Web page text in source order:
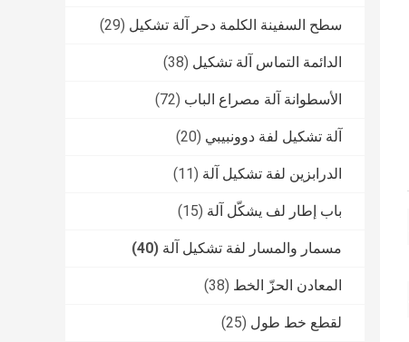
سطح السفينة الكلمة دحر آلة تشكيل (29)
الدائمة التماس آلة تشكيل (38)
الأسطوانة آلة مصراع الباب (72)
آلة تشكيل لفة دوونبيبي (20)
الدرابزين لفة تشكيل آلة (11)
باب إطار لف يشكّل آلة (15)
مسمار والمسار لفة تشكيل آلة (40)
المعادن الحزّ الخط (38)
لقطع خط طول (25)